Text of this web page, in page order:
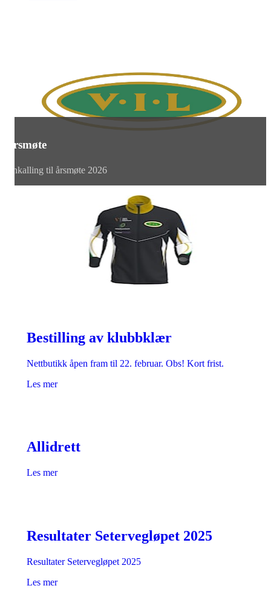
Årsmøte
Innkalling til årsmøte 2026
Bestilling av klubbklær
Nettbutikk åpen fram til 22. februar. Obs! Kort frist.
Les mer
Allidrett
Les mer
Resultater Setervegløpet 2025
Resultater Setervegløpet 2025
Les mer